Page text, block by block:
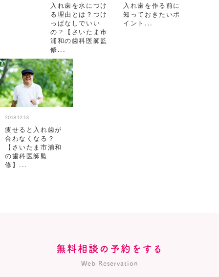
入れ歯を水につけ
る理由とは？つけ
っぱなしでいい
の？【さいたま市
浦和の歯科医師監
修...
入れ歯を作る前に
知っておきたいポ
イント...
2018.12.13
痩せると入れ歯が
合わなくなる？
【さいたま市浦和
の歯科医師監
修】...
無料相談の予約をする
Web Reservation